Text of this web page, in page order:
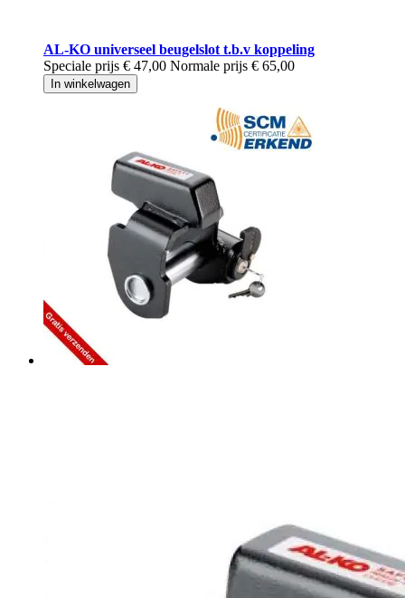
AL-KO universeel beugelslot t.b.v koppeling
Speciale prijs € 47,00 Normale prijs € 65,00
In winkelwagen